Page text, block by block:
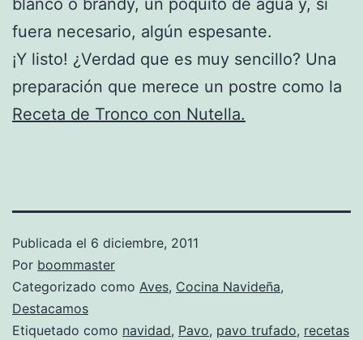
fuera necesario, algún espesante.
¡Y listo! ¿Verdad que es muy sencillo? Una
preparación que merece un postre como la
Receta de Tronco con Nutella.
Publicada el 6 diciembre, 2011
Por boommaster
Categorizado como Aves, Cocina Navideña,
Destacamos
Etiquetado como navidad, Pavo, pavo trufado, recetas